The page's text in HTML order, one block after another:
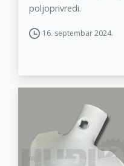
poljoprivredi.
16. septembar 2024.